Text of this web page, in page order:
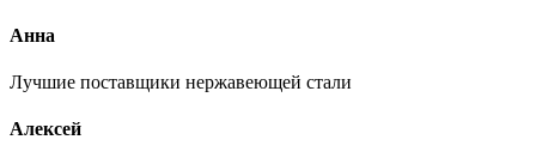
Анна
Лучшие поставщики нержавеющей стали
Алексей